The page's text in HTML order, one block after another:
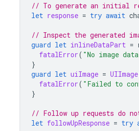
// To generate an initial
let response = try await
// Inspect the generated
guard let inlineDataPart =
fatalError( "No image
}
guard let uiImage = UIImage
fatalError( "Failed to
}
// Follow up requests do
let followUpResponse = try